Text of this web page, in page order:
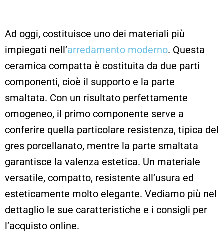
Ad oggi, costituisce uno dei materiali più
impiegati nell’arredamento moderno. Questa
ceramica compatta è costituita da due parti
componenti, cioè il supporto e la parte
smaltata. Con un risultato perfettamente
omogeneo, il primo componente serve a
conferire quella particolare resistenza, tipica del
gres porcellanato, mentre la parte smaltata
garantisce la valenza estetica. Un materiale
versatile, compatto, resistente all’usura ed
esteticamente molto elegante. Vediamo più nel
dettaglio le sue caratteristiche e i consigli per
l’acquisto online.